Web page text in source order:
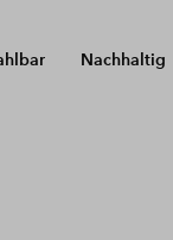
Nachhaltig